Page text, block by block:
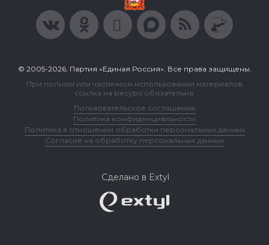
© 2005-2026, Партия «Единая Россия». Все права защищены.
При полном или частичном использовании материалов
ссылка на ресурс обязательна.
Пользовательское соглашение
Политика конфиденциальности
Политика в отношении обработки персональных данных
Согласие на обработку персональных данных
Сделано в Extyl